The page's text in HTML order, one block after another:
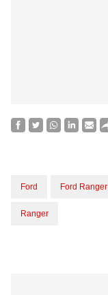
Ford Ford Ranger
Ranger